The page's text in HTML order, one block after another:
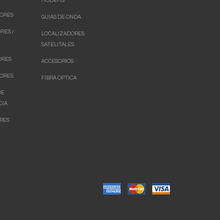
/
GUIAS DE ONDA
LOCALIZADORES
SATELITALES
ACCESORIOS
FIBRA OPTICA